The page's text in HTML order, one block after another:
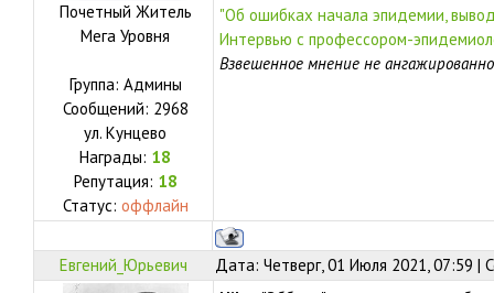
Почетный Житель
Мега Уровня
Группа: Админы
Сообщений: 2968
ул. Кунцево
Награды: 18
Репутация: 18
Статус: оффлайн
"Об ошибках начала эпидемии,
Интервью с профессором-
Взвешенное мнение не
Евгений_Юрьевич Дата: Четверг, 01 Июля 2021, 07:59 |